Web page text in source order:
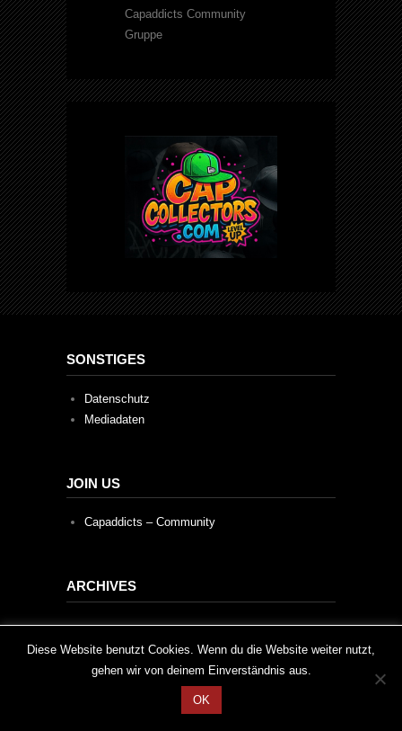
Capaddicts Community
Gruppe
SONSTIGES
Datenschutz
Mediadaten
JOIN US
Capaddicts – Community
ARCHIVES
Archives
2020 © Capaddicts
This website uses cookies to improve your experience. We'll
assume you're ok with this, but you can opt-out if you wish.
Cookie settings
Diese Website benutzt Cookies. Wenn du die Website weiter nutzt,
gehen wir von deinem Einverständnis aus.
OK